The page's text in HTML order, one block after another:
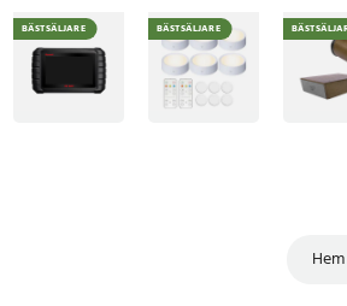
BÄSTSÄLJARE BÄSTSÄLJARE